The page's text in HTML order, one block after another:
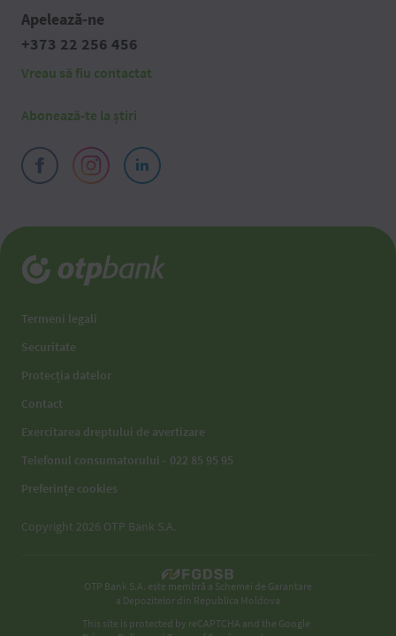
Apelează-ne
+373 22 256 456
Vreau să fiu contactat
Abonează-te la știri
Termeni legali
Securitate
Protecția datelor
Contact
Exercitarea dreptului de avertizare
Telefonul consumatorului - 022 85 95 95
Preferințe cookies
Copyright 2026 OTP Bank S.A.
OTP Bank S.A. este membră a Schemei de Garantare
a Depozitelor din Republica Moldova
This site is protected by reCAPTCHA and the Google